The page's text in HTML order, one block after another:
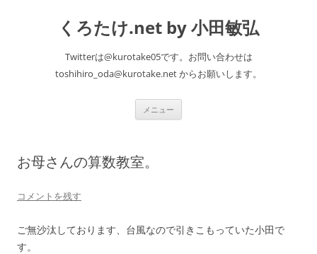
くろたけ.net by 小田敏弘
Twitterは@kurotake05です。お問い合わせは
toshihiro_oda@kurotake.net からお願いします。
メニュー
お母さんの算数教室。
コメントを残す
ご無沙汰しております、台風なので引きこもっていた小田で
す。